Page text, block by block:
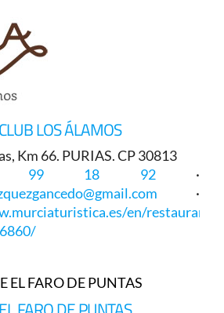
LOS ÁLAMOS
Km 66. PURIAS. CP 30813
99 18 92·
·
en/restaurant/